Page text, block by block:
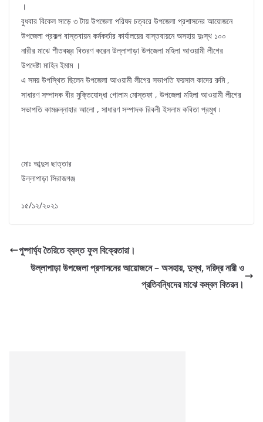
।
বুধবার বিকেল সাড়ে ৩ টায় উপজেলা পরিষদ চত্বরে উপজেলা প্রশাসনের আয়োজনে
উপজেলা প্রকল্প বাস্তবায়ন কর্মকর্তার কার্যালয়ের বাস্তবায়নে অসহায় দুঃস্থ ১০০
নারীর মাঝে শীতবস্ত্র বিতরণ করেন উল্লাপাড়া উপজেলা মহিলা আওয়ামী লীগের
উপদেষ্টা মাহিন ইমাম ।
এ সময় উপস্থিত ছিলেন উপজেলা আওয়ামী লীগের সভাপতি ফয়সাল কাদের রুমি ,
সাধারণ সম্পাদক বীর মুক্তিযোদ্ধা গোলাম মোস্তফা , উপজেলা মহিলা আওয়ামী লীগের
সভাপতি কামরুন্নাহার আলো , সাধারণ সম্পাদক রিবলী ইসলাম কবিতা প্রমুখ ৷
মোঃ আব্দুস ছাত্তার
উল্লাপাড়া সিরাজগঞ্জ
১৫/১২/২০২১
পুষ্পার্ঘ্য তৈরিতে ব্যস্ত ফুল বিক্রেতারা।
উল্লাপাড়া উপজেলা প্রশাসনের আয়োজনে – অসহায়, দুস্থ, দরিদ্র নারী ও
প্রতিবন্ধিদের মাঝে কম্বল বিতরন।